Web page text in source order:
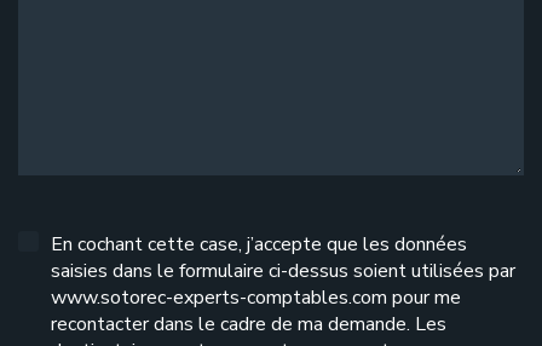
En cochant cette case, j’accepte que les données
saisies dans le formulaire ci-dessus soient utilisées par
www.sotorec-experts-comptables.com pour me
recontacter dans le cadre de ma demande. Les